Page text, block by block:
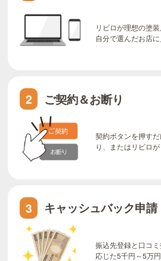
リビロが理想の塗
自分で選んだお店
2 ご契約＆お断り
契約ボタンを押す
り、またはリビロ
3 キャッシュバック申請
振込先登録と口コ
応じた5千円～5万